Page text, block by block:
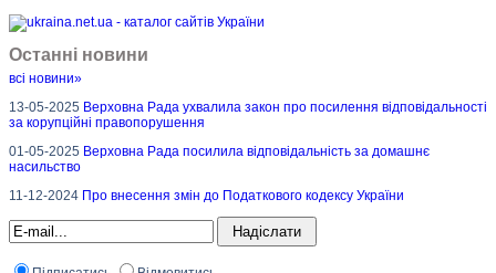
Останні новини
всі новини»
13-05-2025 Верховна Рада ухвалила закон про посилення відповідальності
за корупційні правопорушення
01-05-2025 Верховна Рада посилила відповідальність за домашнє
насильство
11-12-2024 Про внесення змін до Податкового кодексу України